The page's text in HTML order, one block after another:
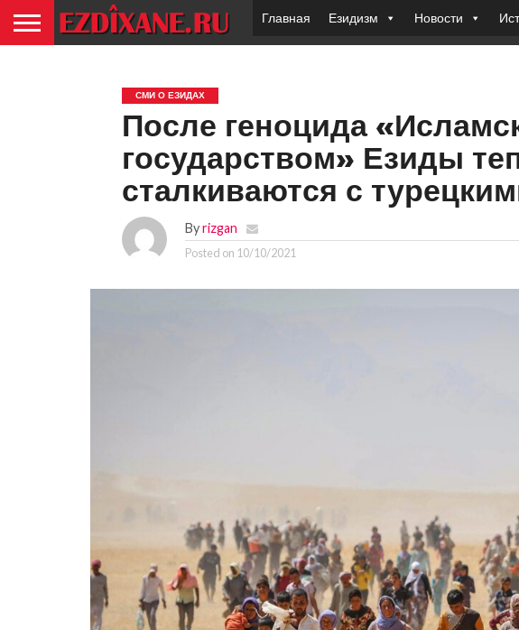
Главная Езидизм Новости
СМИ О ЕЗИДАХ
После геноцида
государством» Езиды
сталкиваются с
Byrizgan
Posted on 10/10/2021